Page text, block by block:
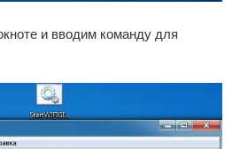
и вводим команду для